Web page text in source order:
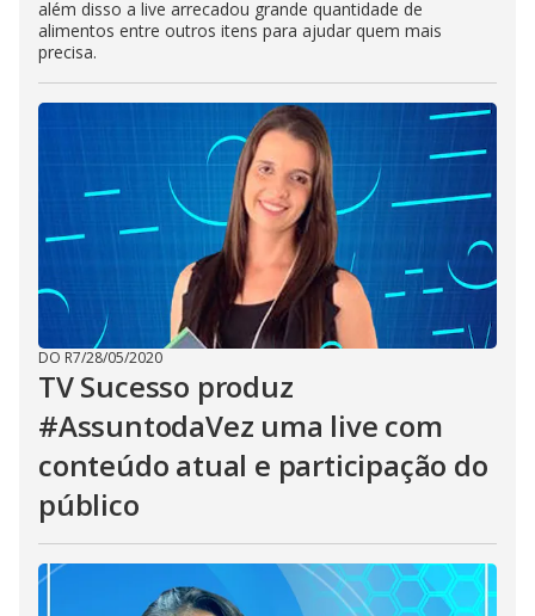
além disso a live arrecadou grande quantidade de
alimentos entre outros itens para ajudar quem mais
precisa.
DO R7/28/05/2020
TV Sucesso produz
#AssuntodaVez uma live com
conteúdo atual e participação do
público